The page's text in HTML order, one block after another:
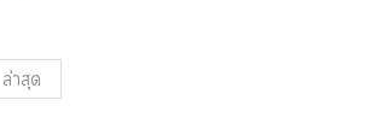
ล่าสุด